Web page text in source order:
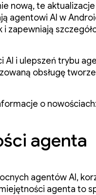
nową, te
agentowi AI w
zapewniają
AI i ulepszeń trybu
obsługę
o nowościach:
agenta
agentów AI,
agenta to